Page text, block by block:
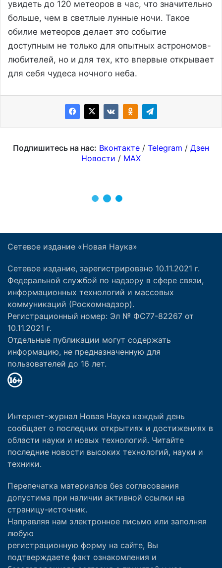
Сетевое издание «Новая Наука»
Сетевое издание, зарегистрировано 10.11.2021 г.
Федеральной службой по надзору в сфере связи,
информационных технологий и массовых
коммуникаций (Роскомнадзор).
Регистрационный номер: Эл № ФС77-82267 от
10.11.2021 г.
Отдельные публикации могут содержать
информацию, не предназначенную для
пользователей до 16 лет.
Интернет-журнал Новая Наука каждый день
сообщает о последних открытиях и достижениях в
области науки и новых технологий. Читайте
последние новости высоких технологий, науки и
техники.
Перепечатка материалов без согласования
допустима при наличии активной ссылки на
страницу-источник.
Направляя нам электронное письмо или заполняя
любую
регистрационную форму на сайте, Вы
подтверждаете факт ознакомления и